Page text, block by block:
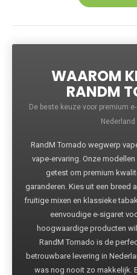
WAAROM
RANDM
De beste keuze voor premium
RandM Tornado wegwerp
vape-ervaring. Onze
getest om premium
garanderen. Kies uit een breed
fruitige mixen en klassieke
eenvoudige e-sigaret
hoogwaardige producten
RandM Tornado is de
betrouwbare levering in
was nog nooit zo makkelijk.